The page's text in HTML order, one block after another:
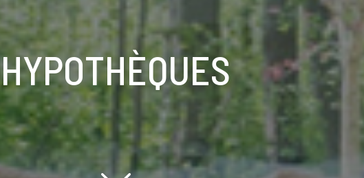
HYPOTHÈQUES
Scroll down